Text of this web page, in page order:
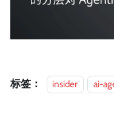
标签： insider ai-